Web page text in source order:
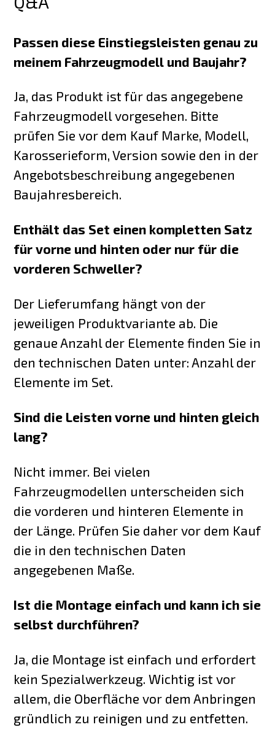
Passen diese Einstiegsleisten genau zu
meinem Fahrzeugmodell und Baujahr?
Ja, das Produkt ist für das angegebene
Fahrzeugmodell vorgesehen. Bitte
prüfen Sie vor dem Kauf Marke, Modell,
Karosserieform, Version sowie den in der
Angebotsbeschreibung angegebenen
Baujahresbereich.
Enthält das Set einen kompletten Satz
für vorne und hinten oder nur für die
vorderen Schweller?
Der Lieferumfang hängt von der
jeweiligen Produktvariante ab. Die
genaue Anzahl der Elemente finden Sie in
den technischen Daten unter: Anzahl der
Elemente im Set.
Sind die Leisten vorne und hinten gleich
lang?
Nicht immer. Bei vielen
Fahrzeugmodellen unterscheiden sich
die vorderen und hinteren Elemente in
der Länge. Prüfen Sie daher vor dem Kauf
die in den technischen Daten
angegebenen Maße.
Ist die Montage einfach und kann ich sie
selbst durchführen?
Ja, die Montage ist einfach und erfordert
kein Spezialwerkzeug. Wichtig ist vor
allem, die Oberfläche vor dem Anbringen
gründlich zu reinigen und zu entfetten.